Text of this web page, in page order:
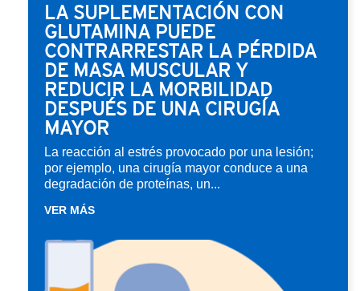
LA SUPLEMENTACIÓN CON
GLUTAMINA PUEDE
CONTRARRESTAR LA PÉRDIDA
DE MASA MUSCULAR Y
REDUCIR LA MORBILIDAD
DESPUÉS DE UNA CIRUGÍA
MAYOR
La reacción al estrés provocado por una lesión;
por ejemplo, una cirugía mayor conduce a una
degradación de proteínas, un...
VER MÁS